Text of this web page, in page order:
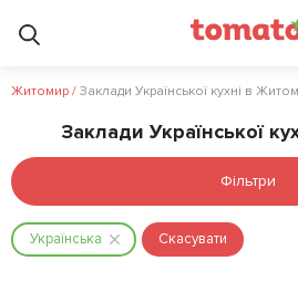
Житомир / Заклади Української кухні в
Заклади Української
Фільтри
Українська Скасувати